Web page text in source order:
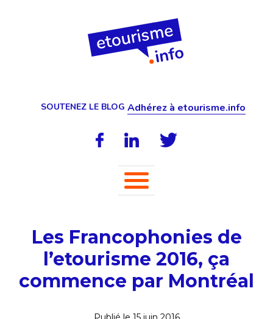
SOUTENEZ LE BLOG Adhérez à etourisme.info
Les Francophonies de
l’etourisme 2016, ça
commence par Montréal